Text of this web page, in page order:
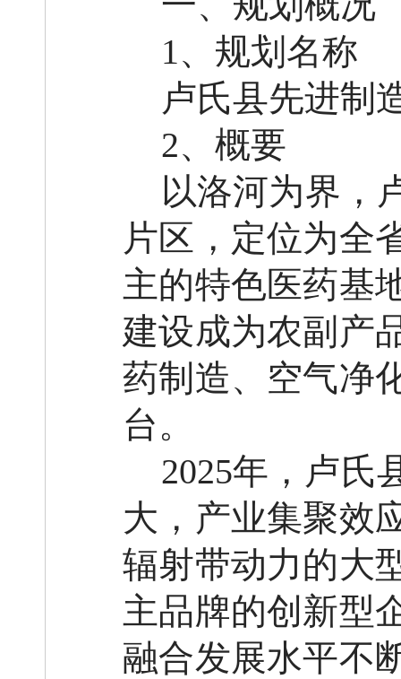
1、规划名称
卢氏县先进制
2、概要
以洛河为界，
片区 ， 定位为全
主的特色医药基
建设成为农副产
药制造、空气净
台。
2025年，卢氏
大，产业集聚效
辐射带动力的大
主品牌的创新型
融合发展水平不